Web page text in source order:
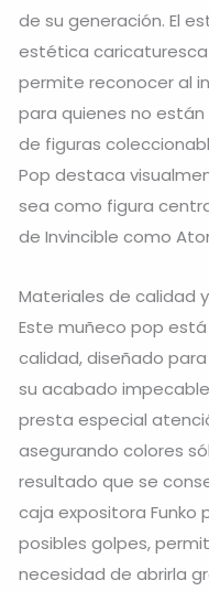
de su generación. El
estética
permite reconocer al
para quienes no
de figuras
Pop destaca
sea como figura
de Invincible como
Materiales de calidad
Este muñeco pop
calidad, diseñado
su acabado
presta especial
asegurando colores
resultado que se
caja expositora Funko
posibles golpes,
necesidad de abrirla